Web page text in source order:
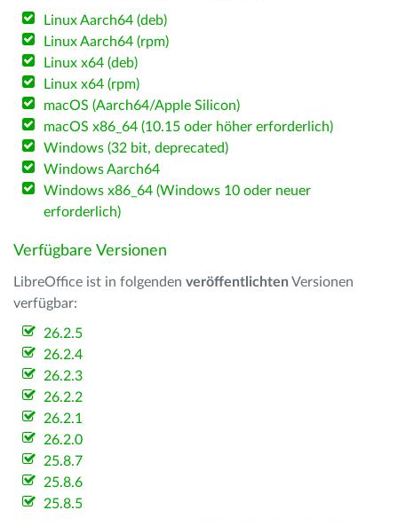
Linux Aarch64 (deb)
Linux Aarch64 (rpm)
Linux x64 (deb)
Linux x64 (rpm)
macOS (Aarch64/Apple Silicon)
macOS x86_64 (10.15 oder höher erforderlich)
Windows (32 bit, deprecated)
Windows Aarch64
Windows x86_64 (Windows 10 oder neuer
erforderlich)
Verfügbare Versionen
LibreOffice ist in folgenden veröffentlichten Versionen
verfügbar:
26.2.5
26.2.4
26.2.3
26.2.2
26.2.1
26.2.0
25.8.7
25.8.6
25.8.5